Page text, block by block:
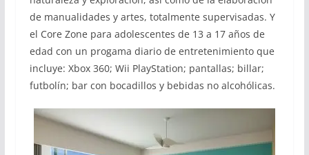
de manualidades y artes, totalmente supervisadas. Y
el Core Zone para adolescentes de 13 a 17 años de
edad con un progama diario de entretenimiento que
incluye: Xbox 360; Wii PlayStation; pantallas; billar;
futbolín; bar con bocadillos y bebidas no alcohólicas.